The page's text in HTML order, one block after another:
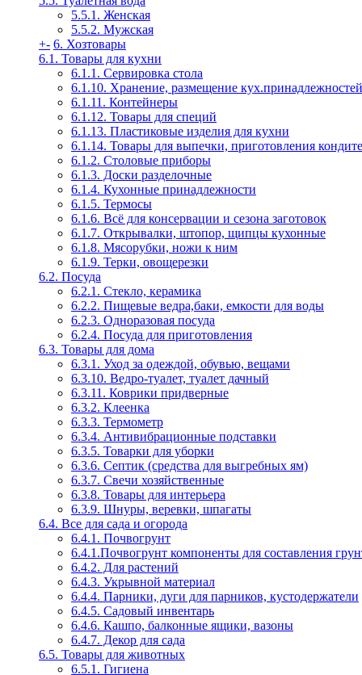
5.5.1. Женская
5.5.2. Мужская
+- 6. Хозтовары
6.1. Товары для кухни
6.1.1. Сервировка стола
6.1.10. Хранение, размещение кух.принадлежностей
6.1.11. Контейнеры
6.1.12. Товары для специй
6.1.13. Пластиковые изделия для кухни
6.1.14. Товары для выпечки, приготовления
6.1.2. Столовые приборы
6.1.3. Доски разделочные
6.1.4. Кухонные принадлежности
6.1.5. Термосы
6.1.6. Всё для консервации и сезона заготовок
6.1.7. Открывалки, штопор, щипцы кухонные
6.1.8. Мясорубки, ножи к ним
6.1.9. Терки, овощерезки
6.2. Посуда
6.2.1. Стекло, керамика
6.2.2. Пищевые ведра,баки, емкости для воды
6.2.3. Одноразовая посуда
6.2.4. Посуда для приготовления
6.3. Товары для дома
6.3.1. Уход за одеждой, обувью, вещами
6.3.10. Ведро-туалет, туалет дачный
6.3.11. Коврики придверные
6.3.2. Клеенка
6.3.3. Термометр
6.3.4. Антивибрационные подставки
6.3.5. Товарки для уборки
6.3.6. Септик (средства для выгребных ям)
6.3.7. Свечи хозяйственные
6.3.8. Товары для интерьера
6.3.9. Шнуры, веревки, шпагаты
6.4. Все для сада и огорода
6.4.1. Почвогрунт
6.4.1.Почвогрунт компоненты для составления
6.4.2. Для растений
6.4.3. Укрывной материал
6.4.4. Парники, дуги для парников, кустодержатели
6.4.5. Садовый инвентарь
6.4.6. Кашпо, балконные ящики, вазоны
6.4.7. Декор для сада
6.5. Товары для животных
6.5.1. Гигиена